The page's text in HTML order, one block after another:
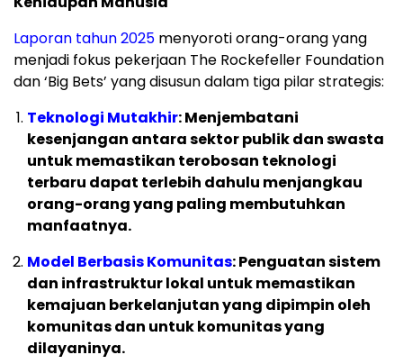
Laporan tahun 2025 menyoroti orang-orang yang
menjadi fokus pekerjaan The Rockefeller Foundation
dan ‘Big Bets’ yang disusun dalam tiga pilar strategis:
Teknologi Mutakhir: Menjembatani
kesenjangan antara sektor publik dan swasta
untuk memastikan terobosan teknologi
terbaru dapat terlebih dahulu menjangkau
orang-orang yang paling membutuhkan
manfaatnya.
Model Berbasis Komunitas: Penguatan sistem
dan infrastruktur lokal untuk memastikan
kemajuan berkelanjutan yang dipimpin oleh
komunitas dan untuk komunitas yang
dilayaninya.